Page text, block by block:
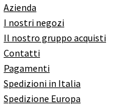
Azienda
I nostri negozi
Il nostro gruppo acquisti
Contatti
Pagamenti
Spedizioni in Italia
Spedizione Europa